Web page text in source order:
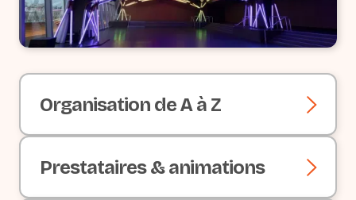
Organisation de A à Z
Prestataires & animations